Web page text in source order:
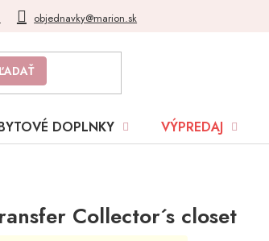
objednavky@marion.sk
DOPLNKY VÝPREDAJ
Collector´s closet